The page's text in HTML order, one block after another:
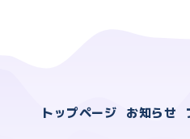
トップページ お知らせ